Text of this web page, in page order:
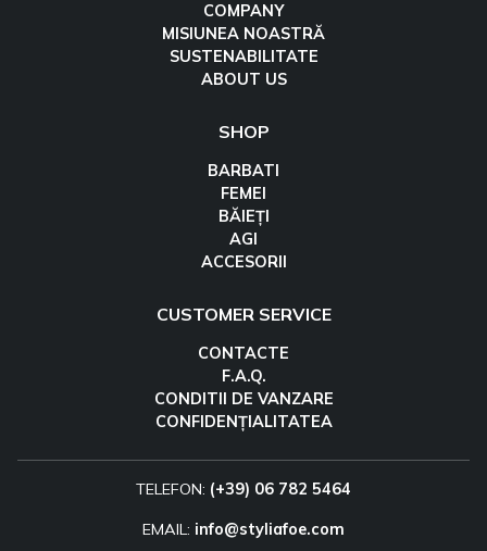
COMPANY
MISIUNEA NOASTRĂ
SUSTENABILITATE
ABOUT US
SHOP
BARBATI
FEMEI
BĂIEȚI
AGI
ACCESORII
CUSTOMER SERVICE
CONTACTE
F.A.Q.
CONDITII DE VANZARE
CONFIDENȚIALITATEA
TELEFON: (+39) 06 782 5464
EMAIL: info@styliafoe.com